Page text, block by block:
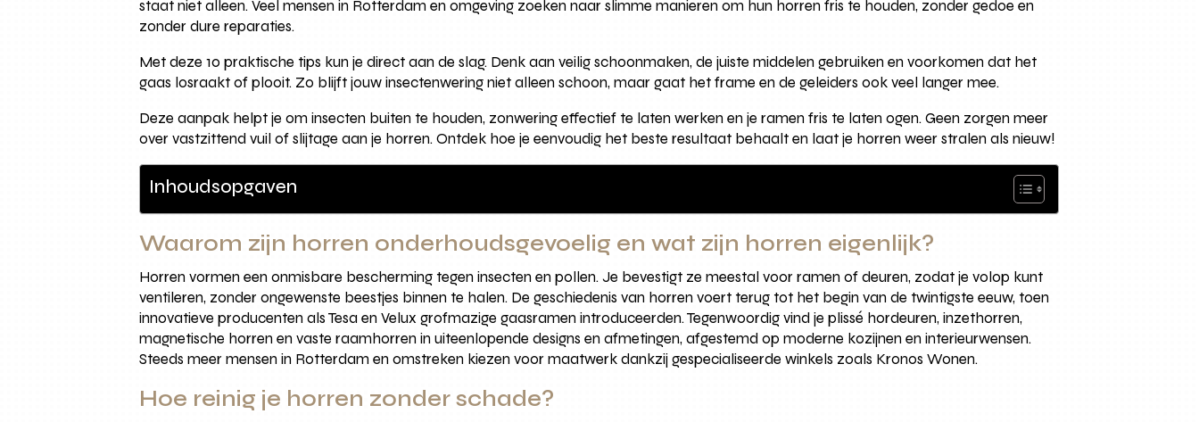
staat niet alleen. Veel mensen in Rotterdam en omgeving zoeken naar slimme manieren om hun horren fris te houden, zonder gedoe en
zonder dure reparaties.
Met deze 10 praktische tips kun je direct aan de slag. Denk aan veilig schoonmaken, de juiste middelen gebruiken en voorkomen dat het
gaas losraakt of plooit. Zo blijft jouw insectenwering niet alleen schoon, maar gaat het frame en de geleiders ook veel langer mee.
Deze aanpak helpt je om insecten buiten te houden, zonwering effectief te laten werken en je ramen fris te laten ogen. Geen zorgen meer
over vastzittend vuil of slijtage aan je horren. Ontdek hoe je eenvoudig het beste resultaat behaalt en laat je horren weer stralen als nieuw!
Inhoudsopgaven
Waarom zijn horren onderhoudsgevoelig en wat zijn horren eigenlijk?
Horren vormen een onmisbare bescherming tegen insecten en pollen. Je bevestigt ze meestal voor ramen of deuren, zodat je volop kunt
ventileren, zonder ongewenste beestjes binnen te halen. De geschiedenis van horren voert terug tot het begin van de twintigste eeuw, toen
innovatieve producenten als Tesa en Velux grofmazige gaasramen introduceerden. Tegenwoordig vind je plissé hordeuren, inzethorren,
magnetische horren en vaste raamhorren in uiteenlopende designs en afmetingen, afgestemd op moderne kozijnen en interieurwensen.
Steeds meer mensen in Rotterdam en omstreken kiezen voor maatwerk dankzij gespecialiseerde winkels zoals Kronos Wonen.
Hoe reinig je horren zonder schade?